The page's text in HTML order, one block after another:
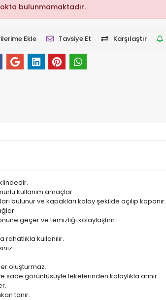
bulunmamaktadır.
Ekle Tavsiye Et Karşılaştır
kullanım amaçlar.
bulunur ve kapakları kolay şekilde açılıp kapanır.
geçer ve temizliği kolaylaştırır.
kullanılır.
oluşturmaz.
görüntüsüyle lekelerinden kolaylıkla arınır.
tanır.